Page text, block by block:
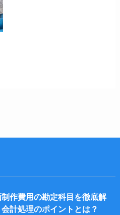
作費用の勘定科目を徹底解
計処理のポイントとは？